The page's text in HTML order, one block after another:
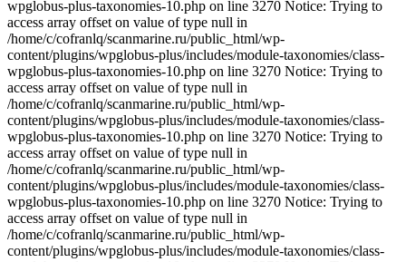
wpglobus-plus-taxonomies-10.php on line 3270 Notice: Trying to
access array offset on value of type null in
/home/c/cofranlq/scanmarine.ru/public_html/wp-
content/plugins/wpglobus-plus/includes/module-taxonomies/class-
wpglobus-plus-taxonomies-10.php on line 3270 Notice: Trying to
access array offset on value of type null in
/home/c/cofranlq/scanmarine.ru/public_html/wp-
content/plugins/wpglobus-plus/includes/module-taxonomies/class-
wpglobus-plus-taxonomies-10.php on line 3270 Notice: Trying to
access array offset on value of type null in
/home/c/cofranlq/scanmarine.ru/public_html/wp-
content/plugins/wpglobus-plus/includes/module-taxonomies/class-
wpglobus-plus-taxonomies-10.php on line 3270 Notice: Trying to
access array offset on value of type null in
/home/c/cofranlq/scanmarine.ru/public_html/wp-
content/plugins/wpglobus-plus/includes/module-taxonomies/class-